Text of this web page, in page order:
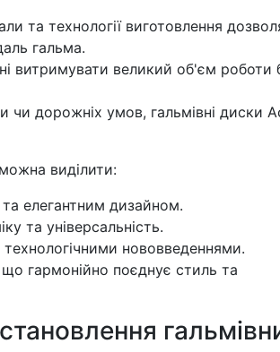
та технології виготовлення
гальма.
витримувати великий об'єм роботи
чи дорожніх умов, гальмівні диски
виділити:
елегантним дизайном.
та універсальність.
нововведеннями.
гармонійно поєднує стиль та